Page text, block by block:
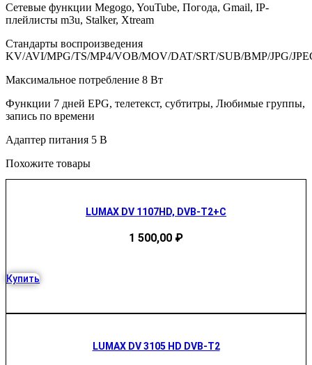
Сетевые функции Megogo, YouTube, Погода, Gmail, IP-
плейлисты m3u, Stalker, Xtream
Стандарты воспроизведения
KV/AVI/MPG/TS/MP4/VOB/MOV/DAT/SRT/SUB/BMP/JPG/
Максимальное потребление 8 Вт
Функции 7 дней EPG, телетекст, субтитры, Любимые группы,
запись по времени
Адаптер питания 5 В
Похожите товары
LUMAX DV 1107HD, DVB-T2+C
1 500,00 ₽
Купить
LUMAX DV 3105 HD DVB-T2